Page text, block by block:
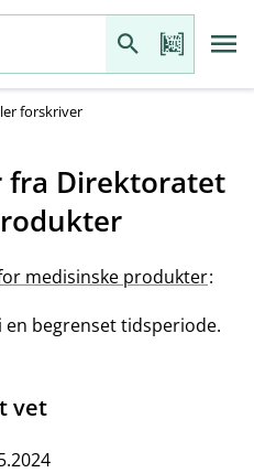
forskriver
fra Direktoratet
medisinske produkter:
en begrenset tidsperiode.
vet